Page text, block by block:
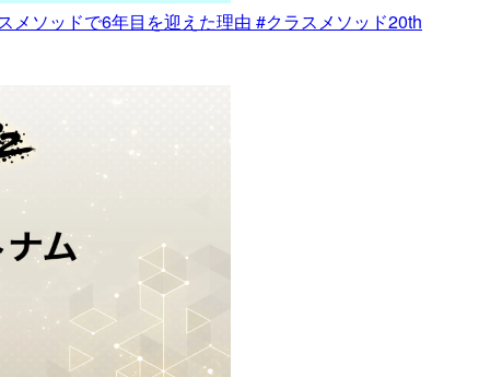
メソッドで6年目を迎えた理由 #クラスメソッド20th